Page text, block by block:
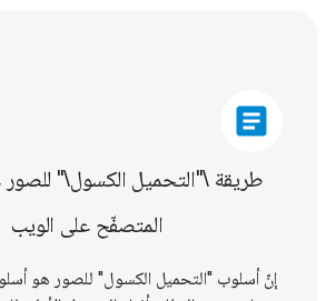
article
طريقة \"التحميل الكسول\"
المتصفّح على الويب
إنّ أسلوب "التحميل الكسول" للصور هو